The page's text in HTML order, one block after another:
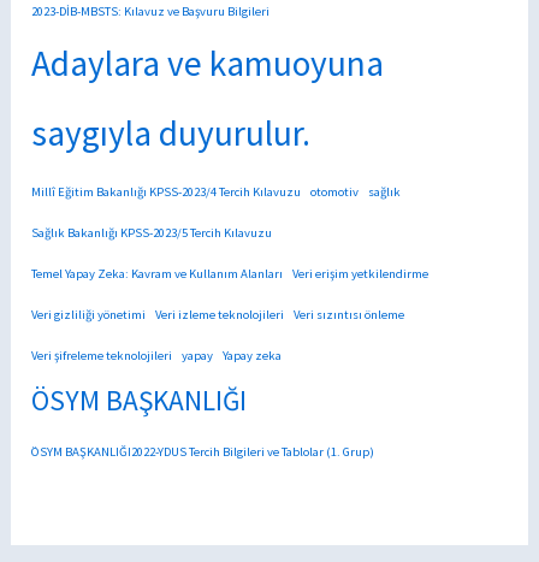
2023-DİB-MBSTS: Kılavuz ve Başvuru Bilgileri
Adaylara ve kamuoyuna
saygıyla duyurulur.
Millî Eğitim Bakanlığı KPSS-2023/4 Tercih Kılavuzu otomotiv sağlık
Sağlık Bakanlığı KPSS-2023/5 Tercih Kılavuzu
Temel Yapay Zeka: Kavram ve Kullanım Alanları Veri erişim yetkilendirme
Veri gizliliği yönetimi Veri izleme teknolojileri Veri sızıntısı önleme
Veri şifreleme teknolojileri yapay Yapay zeka
ÖSYM BAŞKANLIĞI
ÖSYM BAŞKANLIĞI2022-YDUS Tercih Bilgileri ve Tablolar (1. Grup)